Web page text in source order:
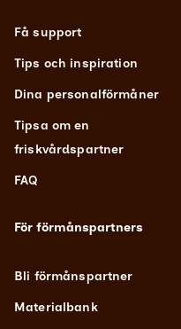
Få support
Tips och inspiration
Dina personalförmåner
Tipsa om en
friskvårdspartner
FAQ
För förmånspartners
Bli förmånspartner
Materialbank